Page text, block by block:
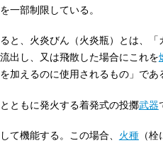
一部制限している。
と、火炎びん（火炎瓶）とは、「
出し、又は飛散した場合にこれを
加えるのに使用されるもの」であ
ともに発火する着発式の投擲武器
て機能する。この場合、 火種（栓